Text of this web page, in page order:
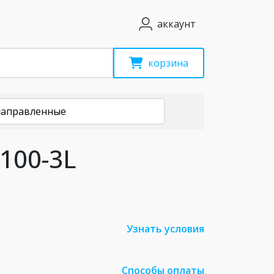
аккаунт
корзина
3L
Узнать условия
Способы оплаты